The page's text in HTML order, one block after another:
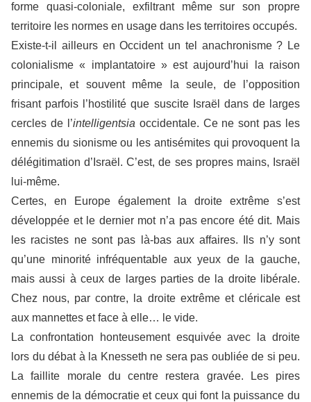
forme quasi-coloniale, exfiltrant même sur son propre
territoire les normes en usage dans les territoires occupés.
Existe-t-il ailleurs en Occident un tel anachronisme ? Le
colonialisme « implantatoire » est aujourd’hui la raison
principale, et souvent même la seule, de l’opposition
frisant parfois l’hostilité que suscite Israël dans de larges
cercles de l’intelligentsia occidentale. Ce ne sont pas les
ennemis du sionisme ou les antisémites qui provoquent la
délégitimation d’Israël. C’est, de ses propres mains, Israël
lui-même.
Certes, en Europe également la droite extrême s’est
développée et le dernier mot n’a pas encore été dit. Mais
les racistes ne sont pas là-bas aux affaires. Ils n’y sont
qu’une minorité infréquentable aux yeux de la gauche,
mais aussi à ceux de larges parties de la droite libérale.
Chez nous, par contre, la droite extrême et cléricale est
aux mannettes et face à elle… le vide.
La confrontation honteusement esquivée avec la droite
lors du débat à la Knesseth ne sera pas oubliée de si peu.
La faillite morale du centre restera gravée. Les pires
ennemis de la démocratie et ceux qui font la puissance du